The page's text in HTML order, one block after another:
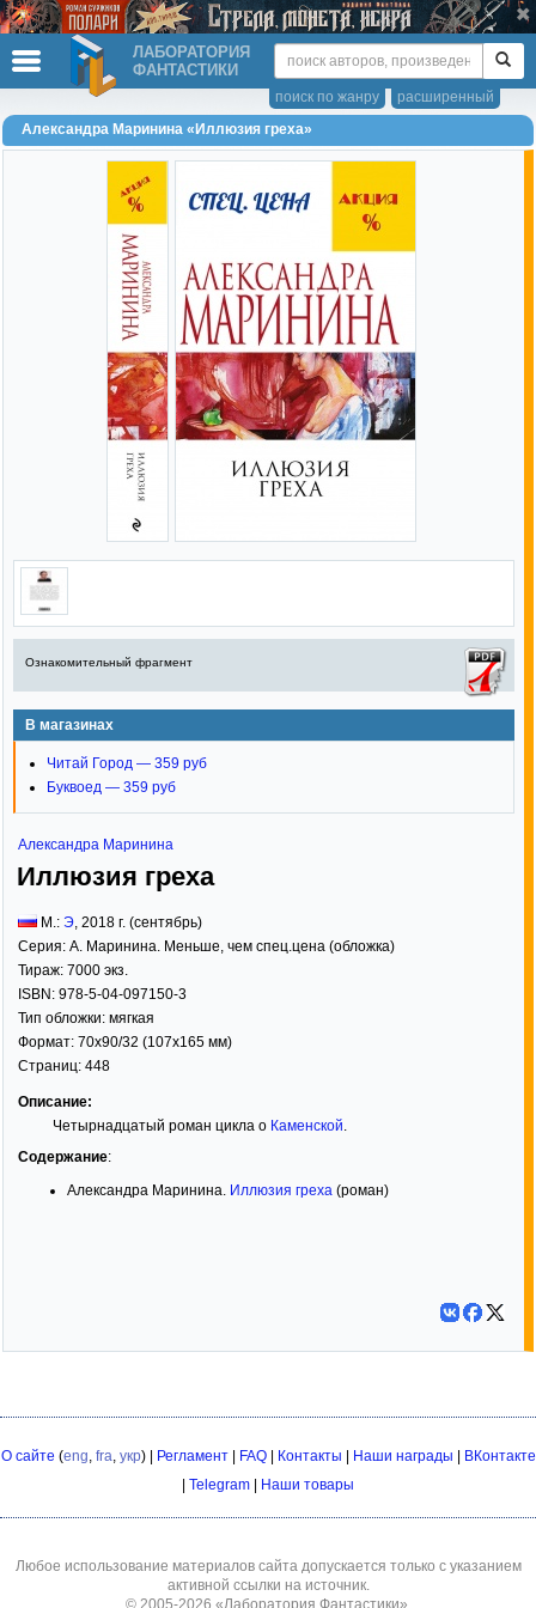
ЛАБОРАТОРИЯ
ФАНТАСТИКИ
расширенный
поиск по жанру
Александра Маринина «Иллюзия греха»
Ознакомительный фрагмент
В магазинах
Читай Город — 359 руб
Буквоед — 359 руб
Александра Маринина
Иллюзия греха
М.: Э, 2018 г. (сентябрь)
Серия: А. Маринина. Меньше, чем спец.цена (обложка)
Тираж: 7000 экз.
ISBN: 978-5-04-097150-3
Тип обложки: мягкая
Формат: 70x90/32 (107x165 мм)
Страниц: 448
Описание:
Четырнадцатый роман цикла о Каменской.
Содержание:
Александра Маринина. Иллюзия греха (роман)
О сайте (eng, fra, укр) | Регламент| FAQ| Контакты Наши награды
ВКонтакте
Telegram Наши товары
Любое использование материалов сайта допускается только с указанием
активной ссылки на источник.
© 2005-2026 «Лаборатория Фантастики»